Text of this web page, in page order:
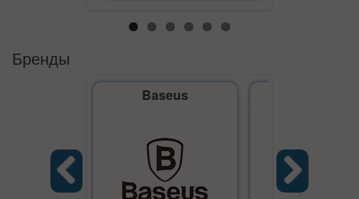
Бренды
Baseus